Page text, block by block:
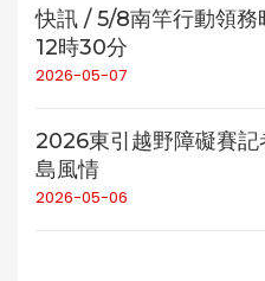
快訊 / 5/8南竿行動領務
12時30分
2026-05-07
2026東引越野障礙賽
島風情
2026-05-06